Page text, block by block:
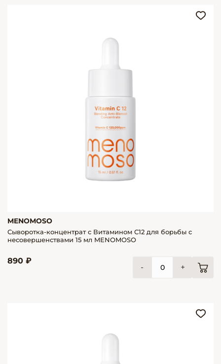
MENOMOSO
Сыворотка-концентрат с Витамином С12 для борьбы с
несовершенствами 15 мл MENOMOSO
890 ₽
- +